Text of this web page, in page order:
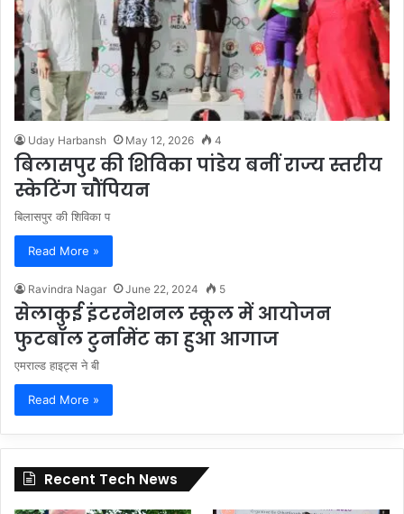
Uday Harbansh May 12, 2026 4
बिलासपुर की शिविका पांडेय बनीं राज्य स्तरीय
स्केटिंग चौंपियन
बिलासपुर की शिविका प
Read More »
Ravindra Nagar June 22, 2024 5
सेलाकुई इंटरनेशनल स्कूल में आयोजन
फुटबॉल टुर्नामेंट का हुआ आगाज
एमराल्ड हाइट्स ने बी
Read More »
Recent Tech News